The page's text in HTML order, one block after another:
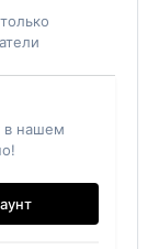
в нашем